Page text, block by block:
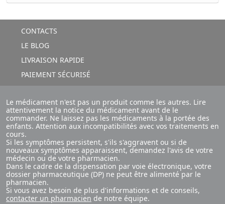
CONTACTS
LE BLOG
LIVRAISON RAPIDE
PAIEMENT SÉCURISÉ
Le médicament n'est pas un produit comme les autres. Lire
attentivement la notice du médicament avant de le
commander. Ne laissez pas les médicaments à la portée des
enfants. Attention aux incompatibilités avec vos traitements en
cours.
Si les symptômes persistent, s'ils s'aggravent ou si de
nouveaux symptômes apparaissent, demandez l'avis de votre
médecin ou de votre pharmacien.
Dans le cadre de la dispensation par voie électronique, votre
dossier pharmaceutique (DP) ne peut être alimenté par le
pharmacien.
Si vous avez besoin de plus d'informations et de conseils,
contacter un pharmacien de notre équipe.